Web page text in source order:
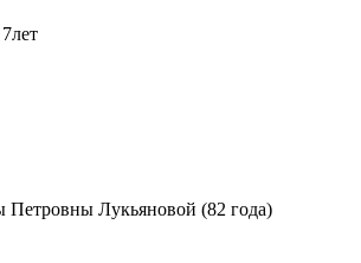
Петровны Лукьяновой (82 года)